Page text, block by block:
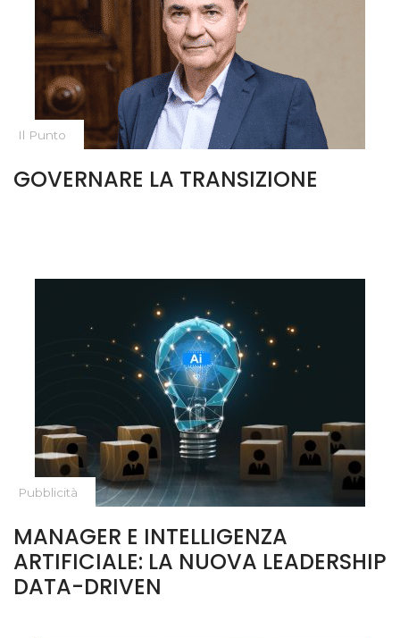
Il Punto
GOVERNARE LA TRANSIZIONE
Pubblicità
MANAGER E INTELLIGENZA
ARTIFICIALE: LA NUOVA LEADERSHIP
DATA-DRIVEN